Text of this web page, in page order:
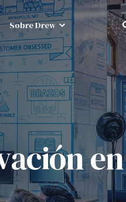
Sobre Drew